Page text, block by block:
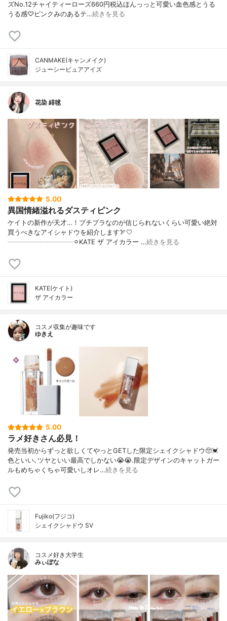
ズNo.12チャイティーローズ660円税込ほんっっと可愛い血色感とうる
うる感♡ピンクみのあるテ…続きを見る
CANMAKE(キャンメイク)
ジューシーピュアアイズ
花染 緋毬
5.00
異国情緒溢れるダスティピンク
ケイトの新作が天才…！プチプラなのが信じられないくらい可愛い絶対
買うべきなアイシャドウを紹介します🏹🤍
┈┈┈┈┈┈┈┈┈┈⚪︎KATE ザ アイカラー …続きを見る
KATE(ケイト)
ザ アイカラー
コスメ収集が趣味です
ゆきえ
5.00
ラメ好きさん必見！
発売当初からずっと欲しくてやっとGETした限定シェイクシャドウ🥺💓
色といい､ツヤといい最高でしかない😭😭.限定デザインのキャットガー
ルもめちゃくちゃ可愛いしオレ…続きを見る
Fujiko(フジコ)
シェイクシャドウ SV
コスメ好き大学生
みぃぽな